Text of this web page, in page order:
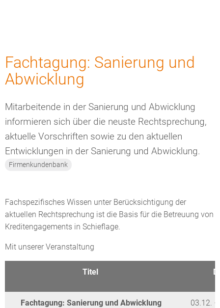
Fachtagung: Sanierung und
Abwicklung
Mitarbeitende in der Sanierung und Abwicklung
informieren sich über die neuste Rechtsprechung,
aktuelle Vorschriften sowie zu den aktuellen
Entwicklungen in der Sanierung und Abwicklung.
Firmenkundenbank
Fachspezifisches Wissen unter Berücksichtigung der
aktuellen Rechtsprechung ist die Basis für die Betreuung von
Kreditengagements in Schieflage.
Mit unserer Veranstaltung
Titel
Fachtagung: Sanierung und Abwicklung 03.12.